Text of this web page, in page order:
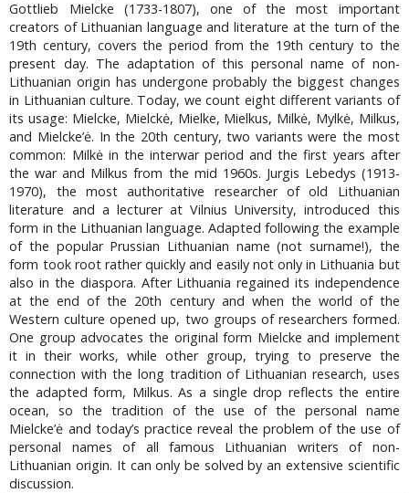
Gottlieb Mielcke (1733-1807), one of the most important
creators of Lithuanian language and literature at the turn of the
19th century, covers the period from the 19th century to the
present day. The adaptation of this personal name of non-
Lithuanian origin has undergone probably the biggest changes
in Lithuanian culture. Today, we count eight different variants of
its usage: Mielcke, Mielckė, Mielke, Mielkus, Milkė, Mylkė, Milkus,
and Mielcke’ė. In the 20th century, two variants were the most
common: Milkė in the interwar period and the first years after
the war and Milkus from the mid 1960s. Jurgis Lebedys (1913-
1970), the most authoritative researcher of old Lithuanian
literature and a lecturer at Vilnius University, introduced this
form in the Lithuanian language. Adapted following the example
of the popular Prussian Lithuanian name (not surname!), the
form took root rather quickly and easily not only in Lithuania but
also in the diaspora. After Lithuania regained its independence
at the end of the 20th century and when the world of the
Western culture opened up, two groups of researchers formed.
One group advocates the original form Mielcke and implement
it in their works, while other group, trying to preserve the
connection with the long tradition of Lithuanian research, uses
the adapted form, Milkus. As a single drop reflects the entire
ocean, so the tradition of the use of the personal name
Mielcke’ė and today’s practice reveal the problem of the use of
personal names of all famous Lithuanian writers of non-
Lithuanian origin. It can only be solved by an extensive scientific
discussion.